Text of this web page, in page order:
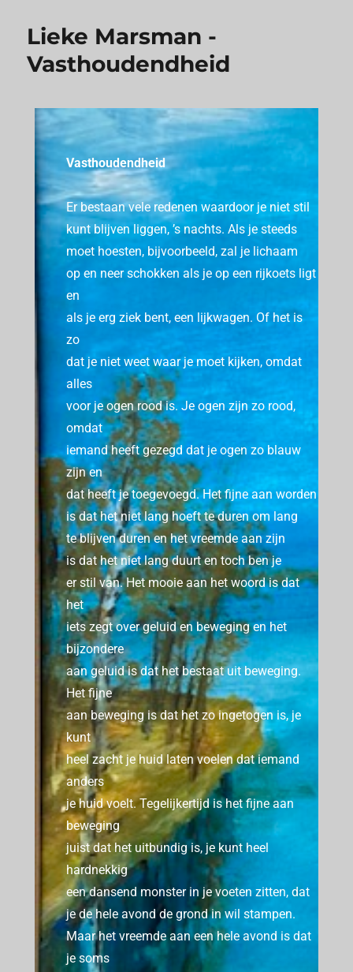
Lieke Marsman -
Vasthoudendheid
Vasthoudendheid
Er bestaan ​​vele redenen waardoor je niet stil
kunt blijven liggen, ’s nachts.Als je steeds
moet hoesten, bijvoorbeeld, zal je lichaam
op en neer schokken als je op een rijkoets ligt
en
als je erg ziek bent, een lijkwagen. Of het is
zo
dat je niet weet waar je moet kijken, omdat
alles
voor je ogen rood is.Je ogen zijn zo rood,
omdat
iemand heeft gezegd dat je ogen zo blauw
zijn en
dat heeft je toegevoegd.Het fijne aan worden
is dat het niet lang hoeft te duren om lang
te blijven duren en het vreemde aan zijn
is dat het niet lang duurt en toch ben je
er stil van.Het mooie aan het woord is dat
het
iets zegt over geluid en beweging en het
bijzondere
aan geluid is dat het bestaat uit beweging.
Het fijne
aan beweging is dat het zo ingetogen is, je
kunt
heel zacht je huid laten voelen dat iemand
anders
je huid voelt.Tegelijkertijd is het fijne aan
beweging
juist dat het uitbundig is, je kunt heel
hardnekkig
een dansend monster in je voeten zitten, dat
je de hele avond de grond in wil stampen.
Maar het vreemde aan een hele avond is dat
je soms